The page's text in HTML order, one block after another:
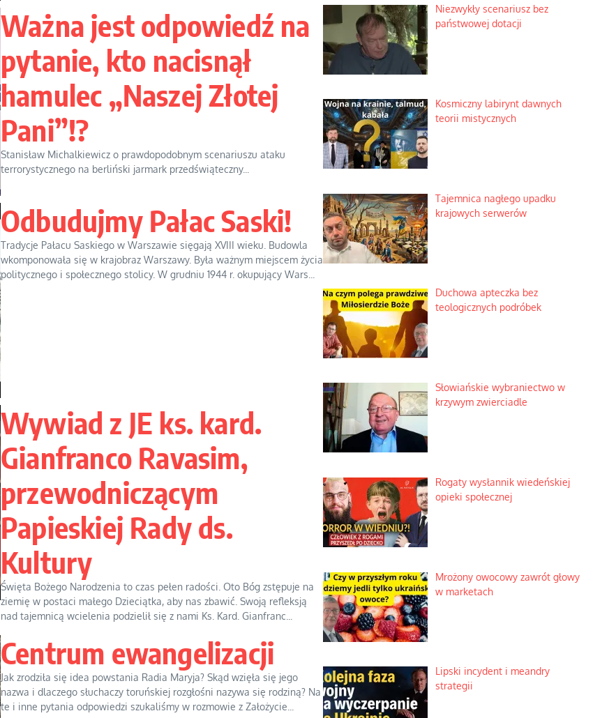
Ważna jest odpowiedź na
pytanie, kto nacisnął
hamulec „Naszej Złotej
Pani”!?
Stanisław Michalkiewicz o prawdopodobnym scenariuszu ataku
terrorystycznego na berliński jarmark przedświąteczny...
Odbudujmy Pałac Saski!
Tradycje Pałacu Saskiego w Warszawie sięgają XVIII wieku. Budowla
wkomponowała się w krajobraz Warszawy. Była ważnym miejscem życia
politycznego i społecznego stolicy. W grudniu 1944 r. okupujący Wars...
Wywiad z JE ks. kard.
Gianfranco Ravasim,
przewodniczącym
Papieskiej Rady ds.
Kultury
Święta Bożego Narodzenia to czas pełen radości. Oto Bóg zstępuje na
ziemię w postaci małego Dzieciątka, aby nas zbawić. Swoją refleksją
nad tajemnicą wcielenia podzielił się z nami Ks. Kard. Gianfranc...
Centrum ewangelizacji
Jak zrodziła się idea powstania Radia Maryja? Skąd wzięła się jego
nazwa i dlaczego słuchaczy toruńskiej rozgłośni nazywa się rodziną? Na
te i inne pytania odpowiedzi szukaliśmy w rozmowie z Założycie...
Niezwykły scenariusz bez
państwowej dotacji
Kosmiczny labirynt dawnych
teorii mistycznych
Tajemnica nagłego upadku
krajowych serwerów
Duchowa apteczka bez
teologicznych podróbek
Słowiańskie wybraniectwo w
krzywym zwierciadle
Rogaty wysłannik wiedeńskiej
opieki społecznej
Mrożony owocowy zawrót głowy
w marketach
Lipski incydent i meandry
strategii